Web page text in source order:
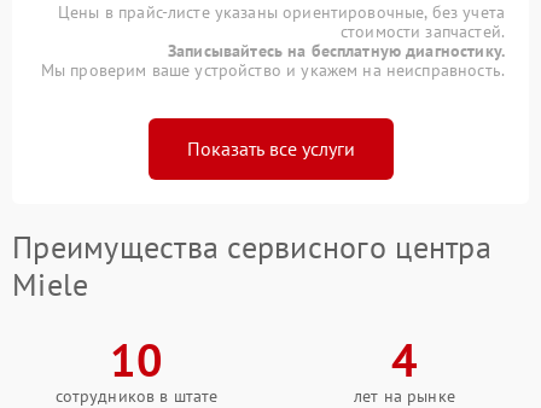
Цены в прайс-листе указаны ориентировочные, без учета
стоимости запчастей.
Записывайтесь на бесплатную диагностику.
Мы проверим ваше устройство и укажем на неисправность.
Показать все услуги
Преимущества сервисного центра
Miele
10
сотрудников в штате
4
лет на рынке